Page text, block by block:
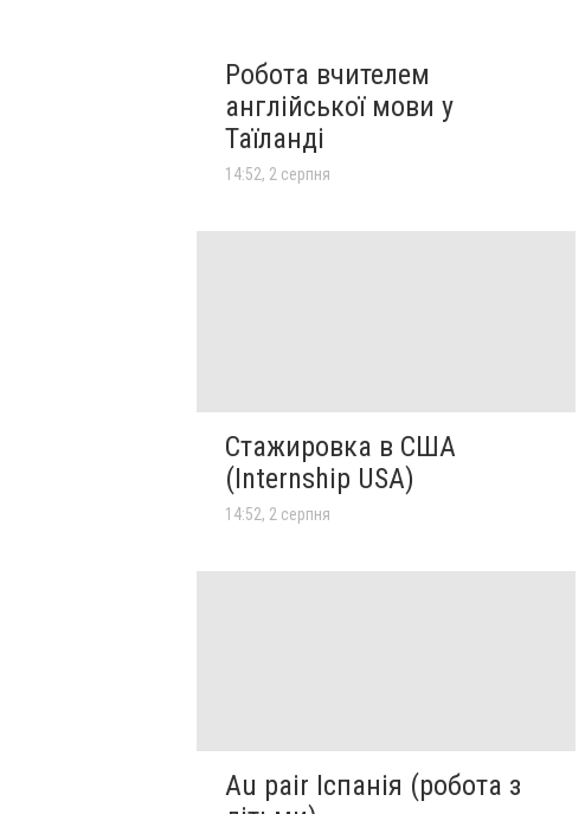
Робота вчителем
англійської мови у
Таїланді
14:52, 2 серпня
Стажировка в США
(Internship USA)
14:52, 2 серпня
Au pair Іспанія (робота з